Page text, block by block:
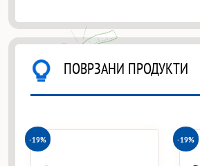
ПОВРЗАНИ ПРОДУКТИ
-19% -19%